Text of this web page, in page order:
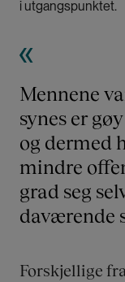
i utgangspunktet.
Mennene
synes er
og dermed
mindre
grad seg
daværende
Forskjellige